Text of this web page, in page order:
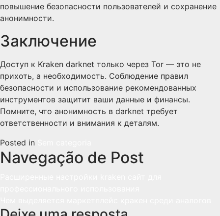
повышение безопасности пользователей и сохранение
анонимности.
Заключение
Доступ к Kraken darknet только через Tor — это не
прихоть, а необходимость. Соблюдение правил
безопасности и использование рекомендованных
инструментов защитит ваши данные и финансы.
Помните, что анонимность в darknet требует
ответственности и внимания к деталям.
Posted in
Navegação de Post